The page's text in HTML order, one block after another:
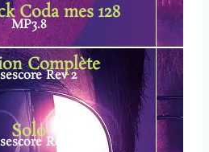
Coda mes 128
MP3.8
Complète
Rev 2
SoloRev 2